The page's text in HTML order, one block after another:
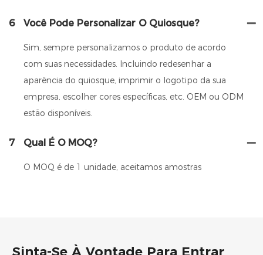
6 Você Pode Personalizar O Quiosque?
Sim, sempre personalizamos o produto de acordo
com suas necessidades. Incluindo redesenhar a
aparência do quiosque, imprimir o logotipo da sua
empresa, escolher cores específicas, etc. OEM ou ODM
estão disponíveis.
7 Qual É O MOQ?
O MOQ é de 1 unidade, aceitamos amostras
Sinta-Se À Vontade Para Entrar